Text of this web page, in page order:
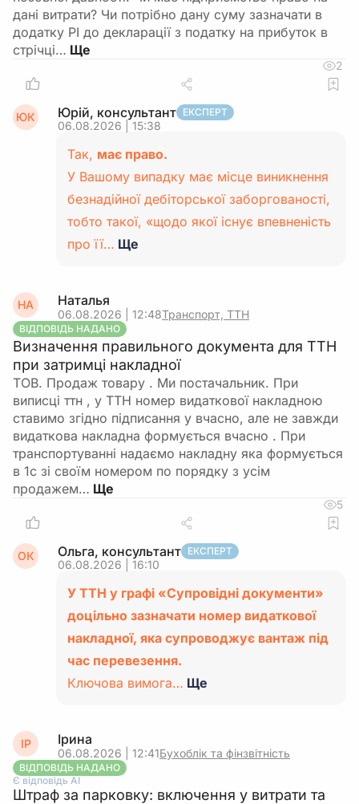
дані витрати? Чи потрібно дану суму зазначати в
додатку РІ до декларації з податку на прибуток в
стрічці…
2
ЮК Юрій, консультант ЕКСПЕРТ
06.08.2026 | 15:38
Так, має право.
У Вашому випадку має місце виникнення
безнадійної дебіторської заборгованості,
тобто такої, «щодо якої існує впевненість
про її… Ще
НА Наталья
06.08.2026 | 12:48Транспорт, ТТН
ВІДПОВІДЬ НАДАНО
Визначення правильного документа для ТТН
при затримці накладної
ТОВ. Продаж товару . Ми постачальник. При
виписці ттн , у ТТН номер видаткової накладною
ставимо згідно підписання у вчасно, але не завжди
видаткова накладна формується вчасно . При
транспортуванні надаємо накладну яка формується
в 1с зі своїм номером по порядку з усім
продажем…
5
ОК Ольга, консультант ЕКСПЕРТ
06.08.2026 | 16:10
У ТТН у графі «Супровідні документи»
доцільно зазначати номер видаткової
накладної, яка супроводжує вантаж під
час перевезення.
Ключова вимога… Ще
ІР Ірина
06.08.2026 | 12:41Бухоблік та фінзвітність
ВІДПОВІДЬ НАДАНО
Є відповідь АІ
Штраф за парковку: включення у витрати та